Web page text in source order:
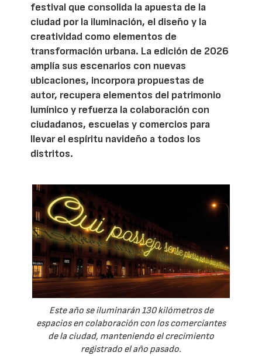
festival que consolida la apuesta de la
ciudad por la iluminación, el diseño y la
creatividad como elementos de
transformación urbana. La edición de 2026
amplía sus escenarios con nuevas
ubicaciones, incorpora propuestas de
autor, recupera elementos del patrimonio
lumínico y refuerza la colaboración con
ciudadanos, escuelas y comercios para
llevar el espíritu navideño a todos los
distritos.
Este año se iluminarán 130 kilómetros de
espacios en colaboración con los comerciantes
de la ciudad, manteniendo el crecimiento
registrado el año pasado.